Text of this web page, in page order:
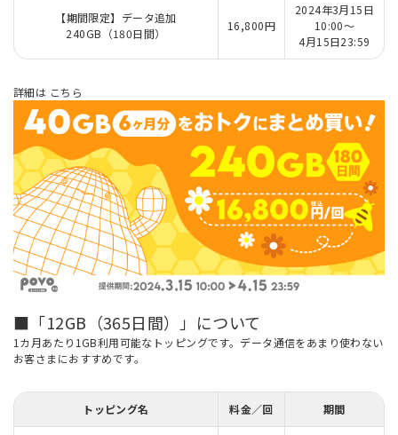
【期間限定】データ追加
240GB（180日間）
16,800円
2024年3月15日
10:00～
4月15日23:59
詳細は こちら
■「12GB（365日間）」について
1カ月あたり1GB利用可能なトッピングです。データ通信をあまり使わない
お客さまにおすすめです。
トッピング名 料金／回 期間